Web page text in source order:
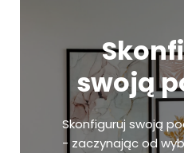
swoją
Skonfiguruj swoją
- zaczynając od